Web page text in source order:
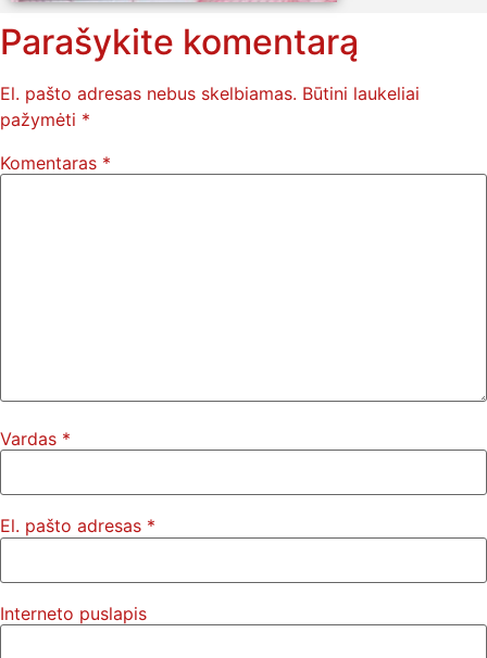
Parašykite komentarą
El. pašto adresas nebus skelbiamas. Būtini laukeliai
pažymėti *
Komentaras *
Vardas *
El. pašto adresas *
Interneto puslapis